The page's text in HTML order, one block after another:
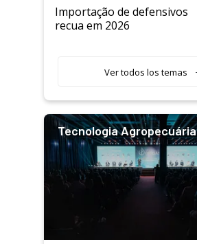
Importação de defensivos
recua em 2026
Ver todos los temas
Tecnologia Agropecuária